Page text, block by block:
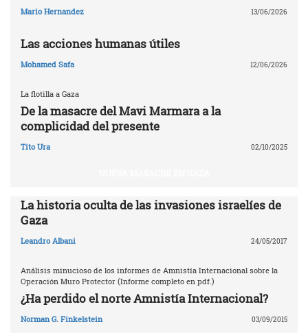
Mario Hernandez 13/06/2026
Las acciones humanas útiles
Mohamed Safa 12/06/2026
La flotilla a Gaza
De la masacre del Mavi Marmara a la
complicidad del presente
Tito Ura 02/10/2025
La historia oculta de las invasiones israelíes de
Gaza
Leandro Albani 24/05/2017
Análisis minucioso de los informes de Amnistía Internacional sobre la
Operación Muro Protector (Informe completo en pdf.)
¿Ha perdido el norte Amnistía Internacional?
Norman G. Finkelstein 03/09/2015